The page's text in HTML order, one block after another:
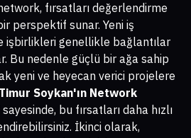
fırsatları değerlendirme
perspektif sunar. Yeni iş
işbirlikleri genellikle bağlantılar
Bu nedenle güçlü bir ağa sahip
yeni ve heyecan verici projelere
Timur Soykan'ın Network
sayesinde, bu fırsatları daha hızlı
İkinci olarak,